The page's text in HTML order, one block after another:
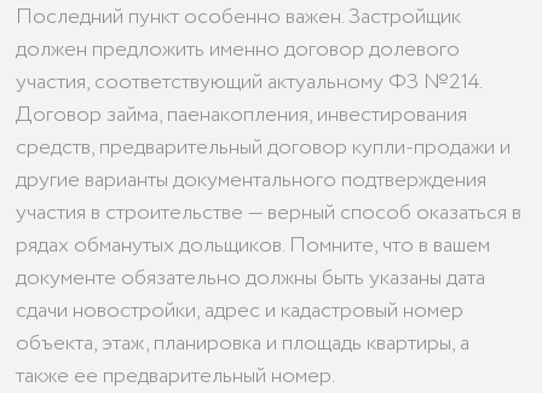
Последний пункт особенно важен. Застройщик
должен предложить именно договор долевого
участия, соответствующий актуальному ФЗ №214.
Договор займа, паенакопления, инвестирования
средств, предварительный договор купли-продажи и
другие варианты документального подтверждения
участия в строительстве — верный способ оказаться в
рядах обманутых дольщиков. Помните, что в вашем
документе обязательно должны быть указаны дата
сдачи новостройки, адрес и кадастровый номер
объекта, этаж, планировка и площадь квартиры, а
также ее предварительный номер.